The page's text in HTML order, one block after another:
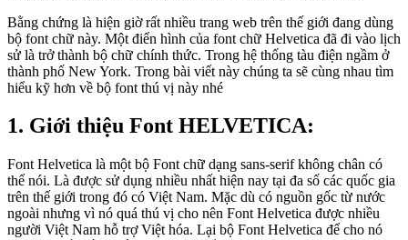
Bằng chứng là hiện giờ rất nhiều trang web trên thế giới đang dùng
bộ font chữ này. Một điển hình của font chữ Helvetica đã đi vào lịch
sử là trở thành bộ chữ chính thức. Trong hệ thống tàu điện ngầm ở
thành phố New York. Trong bài viết này chúng ta sẽ cùng nhau tìm
hiểu kỹ hơn về bộ font thú vị này nhé
1. Giới thiệu Font HELVETICA:
Font Helvetica là một bộ Font chữ dạng sans-serif không chân có
thể nói. Là được sử dụng nhiều nhất hiện nay tại đa số các quốc gia
trên thế giới trong đó có Việt Nam. Mặc dù có nguồn gốc từ nước
ngoài nhưng vì nó quá thú vị cho nên Font Helvetica được nhiều
người Việt Nam hỗ trợ Việt hóa. Lại bộ Font Helvetica để cho nó